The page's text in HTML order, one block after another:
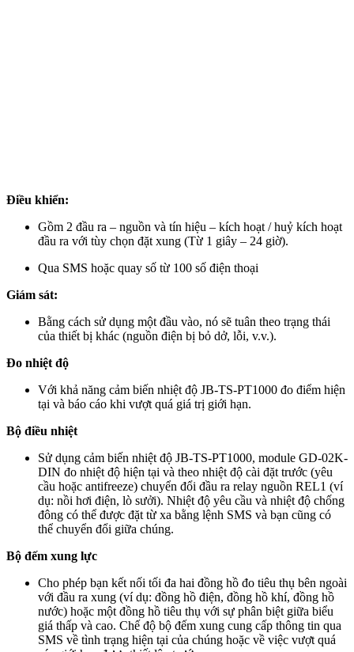
Điều khiển:
Gồm 2 đầu ra – nguồn và tín hiệu – kích hoạt / huỷ kích hoạt
đầu ra với tùy chọn đặt xung (Từ 1 giây – 24 giờ).
Qua SMS hoặc quay số từ 100 số điện thoại
Giám sát:
Bằng cách sử dụng một đầu vào, nó sẽ tuân theo trạng thái
của thiết bị khác (nguồn điện bị bỏ dở, lỗi, v.v.).
Đo nhiệt độ
Với khả năng cảm biến nhiệt độ JB-TS-PT1000 đo điểm hiện
tại và báo cáo khi vượt quá giá trị giới hạn.
Bộ điều nhiệt
Sử dụng cảm biến nhiệt độ JB-TS-PT1000, module GD-02K-
DIN đo nhiệt độ hiện tại và theo nhiệt độ cài đặt trước (yêu
cầu hoặc antifreeze) chuyển đổi đầu ra relay nguồn REL1 (ví
dụ: nồi hơi điện, lò sưởi). Nhiệt độ yêu cầu và nhiệt độ chống
đông có thể được đặt từ xa bằng lệnh SMS và bạn cũng có
thể chuyển đổi giữa chúng.
Bộ đếm xung lực
Cho phép bạn kết nối tối đa hai đồng hồ đo tiêu thụ bên ngoài
với đầu ra xung (ví dụ: đồng hồ điện, đồng hồ khí, đồng hồ
nước) hoặc một đồng hồ tiêu thụ với sự phân biệt giữa biểu
giá thấp và cao. Chế độ bộ đếm xung cung cấp thông tin qua
SMS về tình trạng hiện tại của chúng hoặc về việc vượt quá